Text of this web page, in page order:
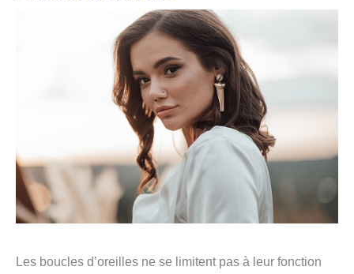
Les boucles d’oreilles ne se limitent pas à leur fonction